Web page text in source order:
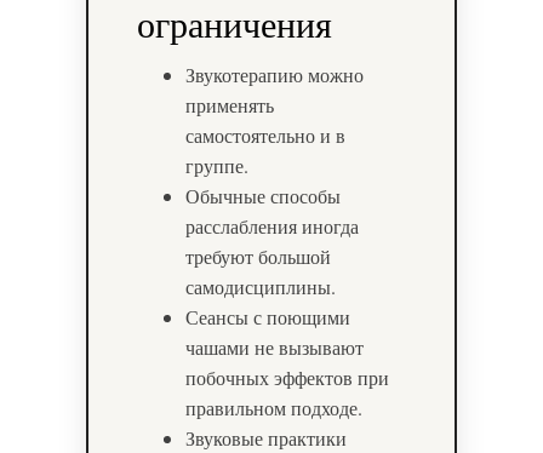
ограничения
Звукотерапию можно
применять
самостоятельно и в
группе.
Обычные способы
расслабления иногда
требуют большой
самодисциплины.
Сеансы с поющими
чашами не вызывают
побочных эффектов при
правильном подходе.
Звуковые практики